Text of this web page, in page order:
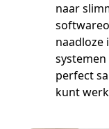
naar
naadloze
perfect
kunt